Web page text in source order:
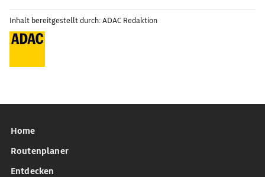
Inhalt bereitgestellt durch: ADAC Redaktion
Home
Routenplaner
Entdecken